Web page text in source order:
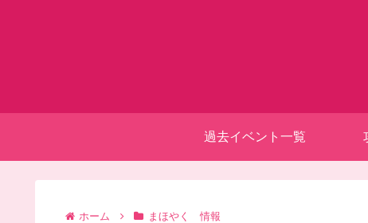
過去イベント一覧
ホーム まほやく 情報